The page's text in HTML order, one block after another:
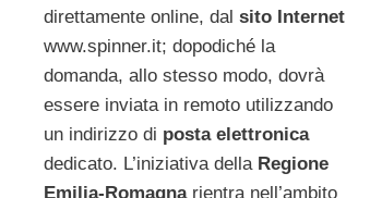
direttamente online, dal sito Internet
www.spinner.it; dopodiché la
domanda, allo stesso modo, dovrà
essere inviata in remoto utilizzando
un indirizzo di posta elettronica
dedicato. L’iniziativa della Regione
Emilia-Romagnarientra nell’ambito